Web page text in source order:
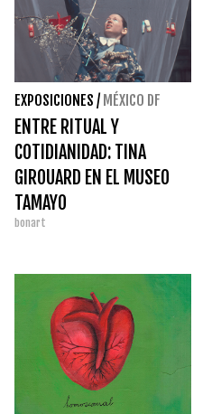
EXPOSICIONES / MÉXICO DF
ENTRE RITUAL Y
COTIDIANIDAD: TINA
GIROUARD EN EL MUSEO
TAMAYO
bonart